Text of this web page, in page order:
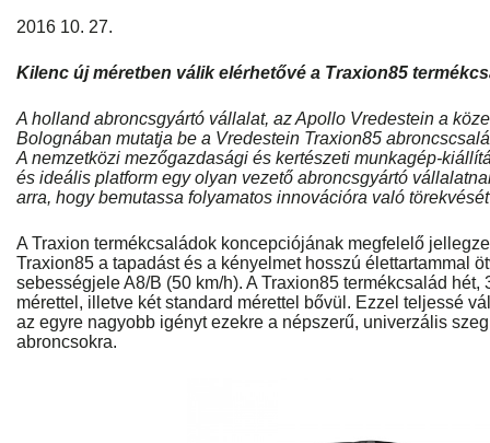
2016 10. 27.
Kilenc új méretben válik elérhetővé a Traxion85
A holland abroncsgyártó vállalat, az Apollo Vredestein a
Bolognában mutatja be a Vredestein Traxion85
A nemzetközi mezőgazdasági és kertészeti munkagép-
és ideális platform egy olyan vezető abroncsgyártó
arra, hogy bemutassa folyamatos innovációra való
A Traxion termékcsaládok koncepciójának megfelelő
Traxion85 a tapadást és a kényelmet hosszú élettartammal
sebességjele A8/B (50 km/h). A Traxion85 termékcsalád hét,
mérettel, illetve két standard mérettel bővül. Ezzel teljessé
az egyre nagyobb igényt ezekre a népszerű, univerzális
abroncsokra.